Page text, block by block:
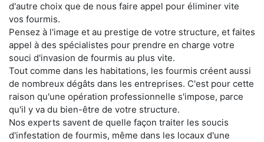
d'autre choix que de nous faire appel pour éliminer vite
vos fourmis.
Pensez à l'image et au prestige de votre structure, et faites
appel à des spécialistes pour prendre en charge votre
souci d'invasion de fourmis au plus vite.
Tout comme dans les habitations, les fourmis créent aussi
de nombreux dégâts dans les entreprises. C'est pour cette
raison qu'une opération professionnelle s'impose, parce
qu'il y va du bien-être de votre structure.
Nos experts savent de quelle façon traiter les soucis
d'infestation de fourmis, même dans les locaux d'une